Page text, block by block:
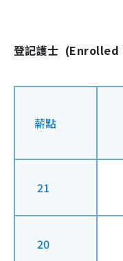
登記護士 (Enrolled
薪點
21
20